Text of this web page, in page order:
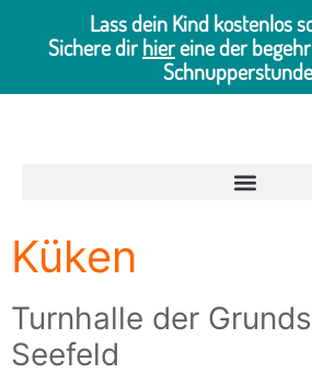
Lass dein Kind kostenlos
Sichere dirhiereine der
Küken
Turnhalle der
Seefeld